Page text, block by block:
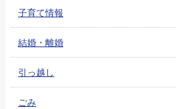
子育て情報
結婚・離婚
引っ越し
ごみ